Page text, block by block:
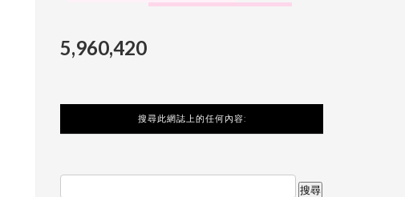
5,960,420
搜尋此網誌上的任何內容: